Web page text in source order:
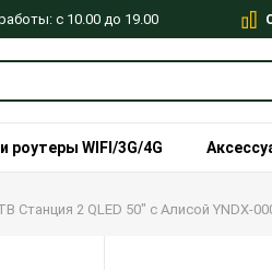
с 10.00 до 19.00
роутеры WIFI/3G/4G
Станция 2 QLED 50" с Алисой YNDX-